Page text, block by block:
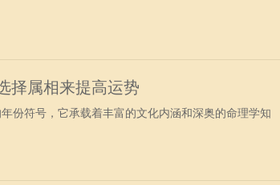
择属相来提高运势
份符号，它承载着丰富的文化内涵和深奥的命理学知